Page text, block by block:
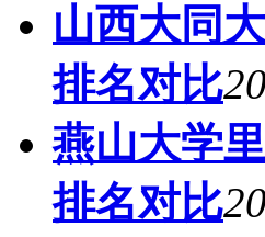
山西大同
排名对比
燕山大学
排名对比